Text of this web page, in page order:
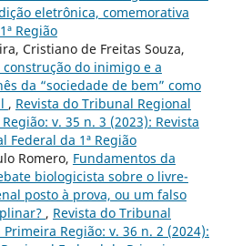
eletrônica, comemorativa
Região
Cristiano de Freitas Souza,
do inimigo e a
da “sociedade de bem” como
, Revista do Tribunal Regional
v. 35 n. 3 (2023): Revista
Federal da 1ª Região
Romero, Fundamentos da
biologicista sobre o livre-
posto à prova, ou um falso
, Revista do Tribunal
Região: v. 36 n. 2 (2024):